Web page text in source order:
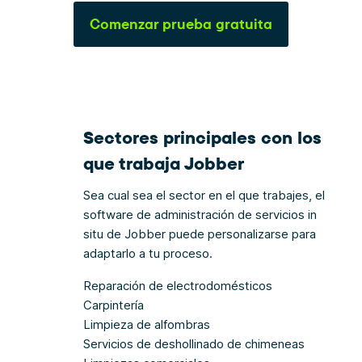
Comenzar prueba gratuita
Sectores principales con los
que trabaja Jobber
Sea cual sea el sector en el que trabajes, el
software de administración de servicios in
situ de Jobber puede personalizarse para
adaptarlo a tu proceso.
Reparación de electrodomésticos
Carpintería
Limpieza de alfombras
Servicios de deshollinado de chimeneas